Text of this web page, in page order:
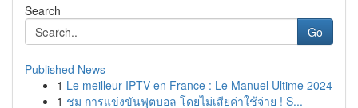
Search
Go
Published News
1 Le meilleur IPTV en France : Le Manuel Ultime 2024
1 ชม การแข่งขันฟุตบอล โดยไม่เสียค่าใช้จ่าย ! S...